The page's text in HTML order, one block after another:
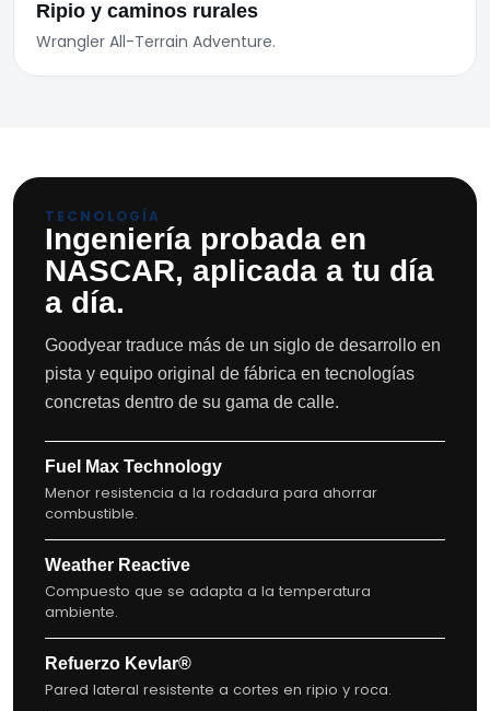
Ripio y caminos rurales
Wrangler All-Terrain Adventure.
TECNOLOGÍA
Ingeniería probada en
NASCAR, aplicada a tu día
a día.
Goodyear traduce más de un siglo de desarrollo en
pista y equipo original de fábrica en tecnologías
concretas dentro de su gama de calle.
Fuel Max Technology
Menor resistencia a la rodadura para ahorrar
combustible.
Weather Reactive
Compuesto que se adapta a la temperatura
ambiente.
Refuerzo Kevlar®
Pared lateral resistente a cortes en ripio y roca.